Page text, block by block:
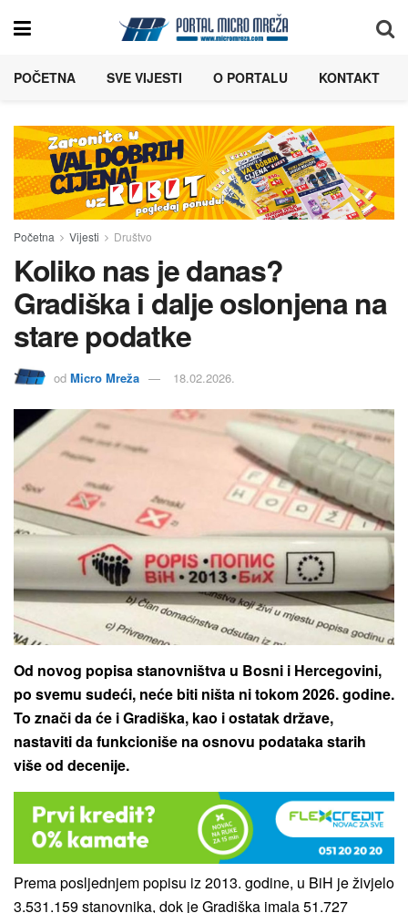
POČETNA SVE VIJESTI O PORTALU KONTAKT
Početna Vijesti Društvo
Koliko nas je danas?
Gradiška i dalje oslonjena na
stare podatke
od Micro Mreža 18.02.2026.
Od novog popisa stanovništva u Bosni i Hercegovini,
po svemu sudeći, neće biti ništa ni tokom 2026. godine.
To znači da će i Gradiška, kao i ostatak države,
nastaviti da funkcioniše na osnovu podataka starih
više od decenije.
Prema posljednjem popisu iz 2013. godine, u BiH je živjelo
3.531.159 stanovnika, dok je Gradiška imala 51.727